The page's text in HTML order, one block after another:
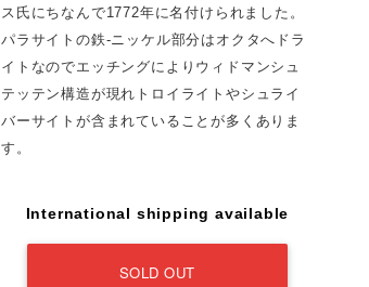
ス氏にちなんで1772年に名付けられました。
パラサイトの鉄-ニッケル部分はオクタへドラ
イトなのでエッチングによりウィドマンシュ
テッテン構造が現れトロイライトやシュライ
バーサイトが含まれていることが多くありま
す。
International shipping available
SOLD OUT